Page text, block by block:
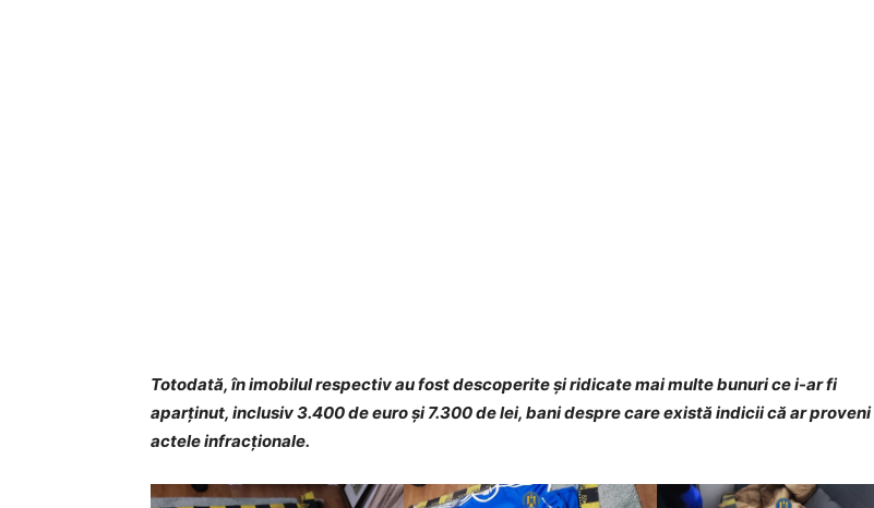
Totodată, în imobilul respectiv au fost descoperite și ridicate mai multe bunuri ce i-ar fi
aparținut, inclusiv 3.400 de euro și 7.300 de lei, bani despre care există indicii că ar
actele infracționale.